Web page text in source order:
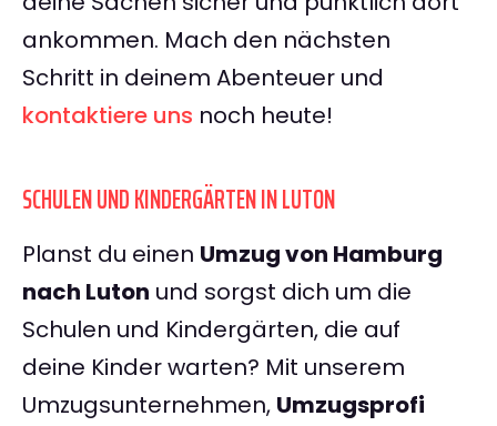
ankommen. Mach den nächsten
Schritt in deinem Abenteuer und
kontaktiere uns noch heute!
SCHULEN UND KINDERGÄRTEN IN LUTON
Planst du einen Umzug von Hamburg
nach Luton und sorgst dich um die
Schulen und Kindergärten, die auf
deine Kinder warten? Mit unserem
Umzugsunternehmen, Umzugsprofi